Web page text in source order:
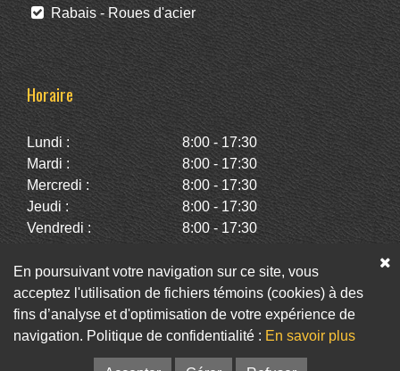
Rabais - Roues d'acier
Horaire
Lundi :
8:00 - 17:30
Mardi :
8:00 - 17:30
Mercredi :
8:00 - 17:30
Jeudi :
8:00 - 17:30
Vendredi :
8:00 - 17:30
Dimanche :
Fermé
Facebook Twitter Infolettre
En poursuivant votre navigation sur ce site, vous
acceptez l'utilisation de fichiers témoins (cookies) à des
fins d’analyse et d'optimisation de votre expérience de
navigation. Politique de confidentialité : En savoir plus